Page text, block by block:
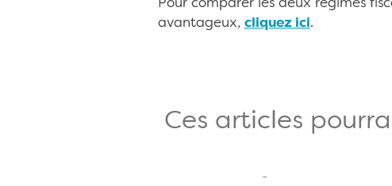
Pour comparer les deux régimes
avantageux, cliquez ici.
Ces articles